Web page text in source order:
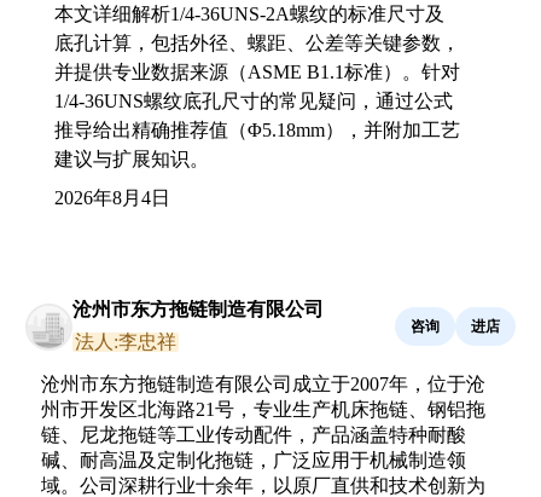
本文详细解析1/4-36UNS-2A螺纹的标准尺寸及
底孔计算，包括外径、螺距、公差等关键参数，
并提供专业数据来源（ASME B1.1标准）。针对
1/4-36UNS螺纹底孔尺寸的常见疑问，通过公式
推导给出精确推荐值（Φ5.18mm），并附加工艺
建议与扩展知识。
2026年8月4日
沧州市东方拖链制造有限公司
法人:李忠祥
咨询 进店
沧州市东方拖链制造有限公司成立于2007年，位于沧
州市开发区北海路21号，专业生产机床拖链、钢铝拖
链、尼龙拖链等工业传动配件，产品涵盖特种耐酸
碱、耐高温及定制化拖链，广泛应用于机械制造领
域。公司深耕行业十余年，以原厂直供和技术创新为